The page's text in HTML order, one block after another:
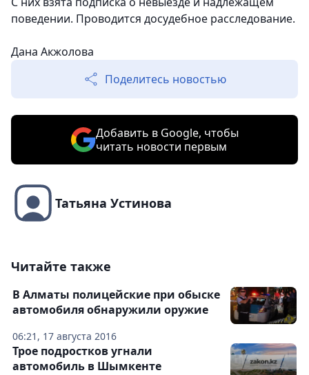
поведении. Проводится досудебное расследование.
Дана Акжолова
Поделитесь новостью
Добавить в Google, чтобы
читать новости первым
Татьяна Устинова
Читайте также
06:21, 17 августа 2016
В Алматы полицейские при обыске
автомобиля обнаружили оружие
Трое подростков угнали
автомобиль в Шымкенте